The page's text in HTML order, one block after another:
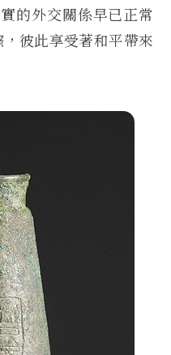
的外交關係早已正常
彼此享受著和平帶來